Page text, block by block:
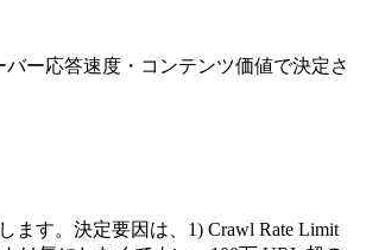
ー応答速度・コンテンツ価値で決定さ
ます。決定要因は、1) Crawl Rate Limit